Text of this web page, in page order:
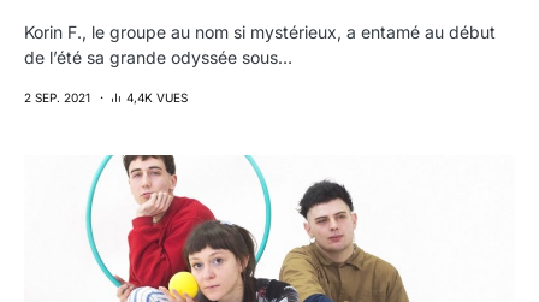
Korin F., le groupe au nom si mystérieux, a entamé au début
de l’été sa grande odyssée sous…
2 SEP. 2021 4,4K VUES